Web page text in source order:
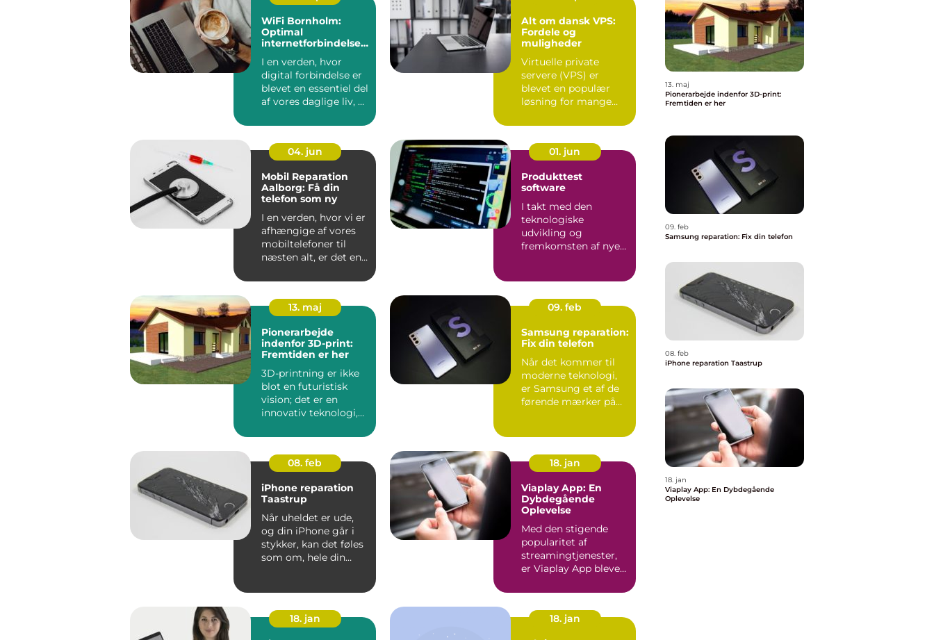
WiFi Bornholm:
Optimal
internetforbindelse
I en verden, hvor
digital forbindelse er
blevet en essentiel del
af vores daglige liv, er
Alt om dansk VPS:
Fordele og
muligheder
Virtuelle private
servere (VPS) er
blevet en populær
løsning for mange
04. jun
Mobil Reparation
Aalborg: Få din
telefon som ny
I en verden, hvor vi er
afhængige af vores
mobiltelefoner til
næsten alt, er det en
01. jun
Produkttest
software
I takt med den
teknologiske
udvikling og
fremkomsten af nye
13. maj
Pionerarbejde
indenfor 3D-print:
Fremtiden er her
3D-printning er ikke
blot en futuristisk
vision; det er en
innovativ teknologi,
...
09. feb
Samsung reparation:
Fix din telefon
Når det kommer til
moderne teknologi,
er Samsung et af de
førende mærker på
08. feb
iPhone reparation
Taastrup
Når uheldet er ude,
og din iPhone går i
stykker, kan det føles
som om, hele din
18. jan
Viaplay App: En
Dybdegående
Oplevelse
Med den stigende
popularitet af
streamingtjenester,
er Viaplay App blevet
platforme...
18. jan
18. jan
13. maj
Pionerarbejde indenfor 3D-print:
Fremtiden er her
09. feb
Samsung reparation: Fix din telefon
08. feb
iPhone reparation Taastrup
18. jan
Viaplay App: En Dybdegående
Oplevelse